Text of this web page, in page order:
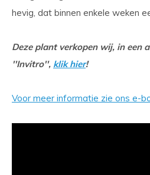
hevig, dat binnen enkele weken
Deze plant verkopen wij, in een
''Invitro'', klik hier!
Voor meer informatie zie ons e-